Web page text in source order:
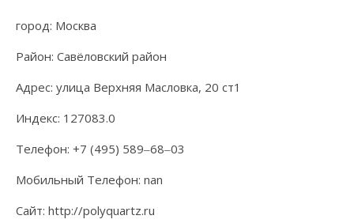
город: Москва
Район: Савёловский район
Адрес: улица Верхняя Масловка, 20 ст1
Индекс: 127083.0
Телефон: +7 (495) 589‒68‒03
Мобильный Телефон: nan
Сайт: http://polyquartz.ru